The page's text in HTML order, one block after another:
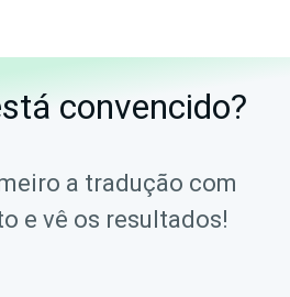
convencido?
a tradução com
e vê os resultados!